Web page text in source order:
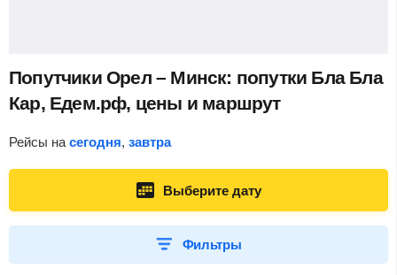
Попутчики Орел – Минск: попутки Бла Бла
Кар, Едем.рф, цены и маршрут
Рейсы на сегодня, завтра
Выберите дату
Фильтры